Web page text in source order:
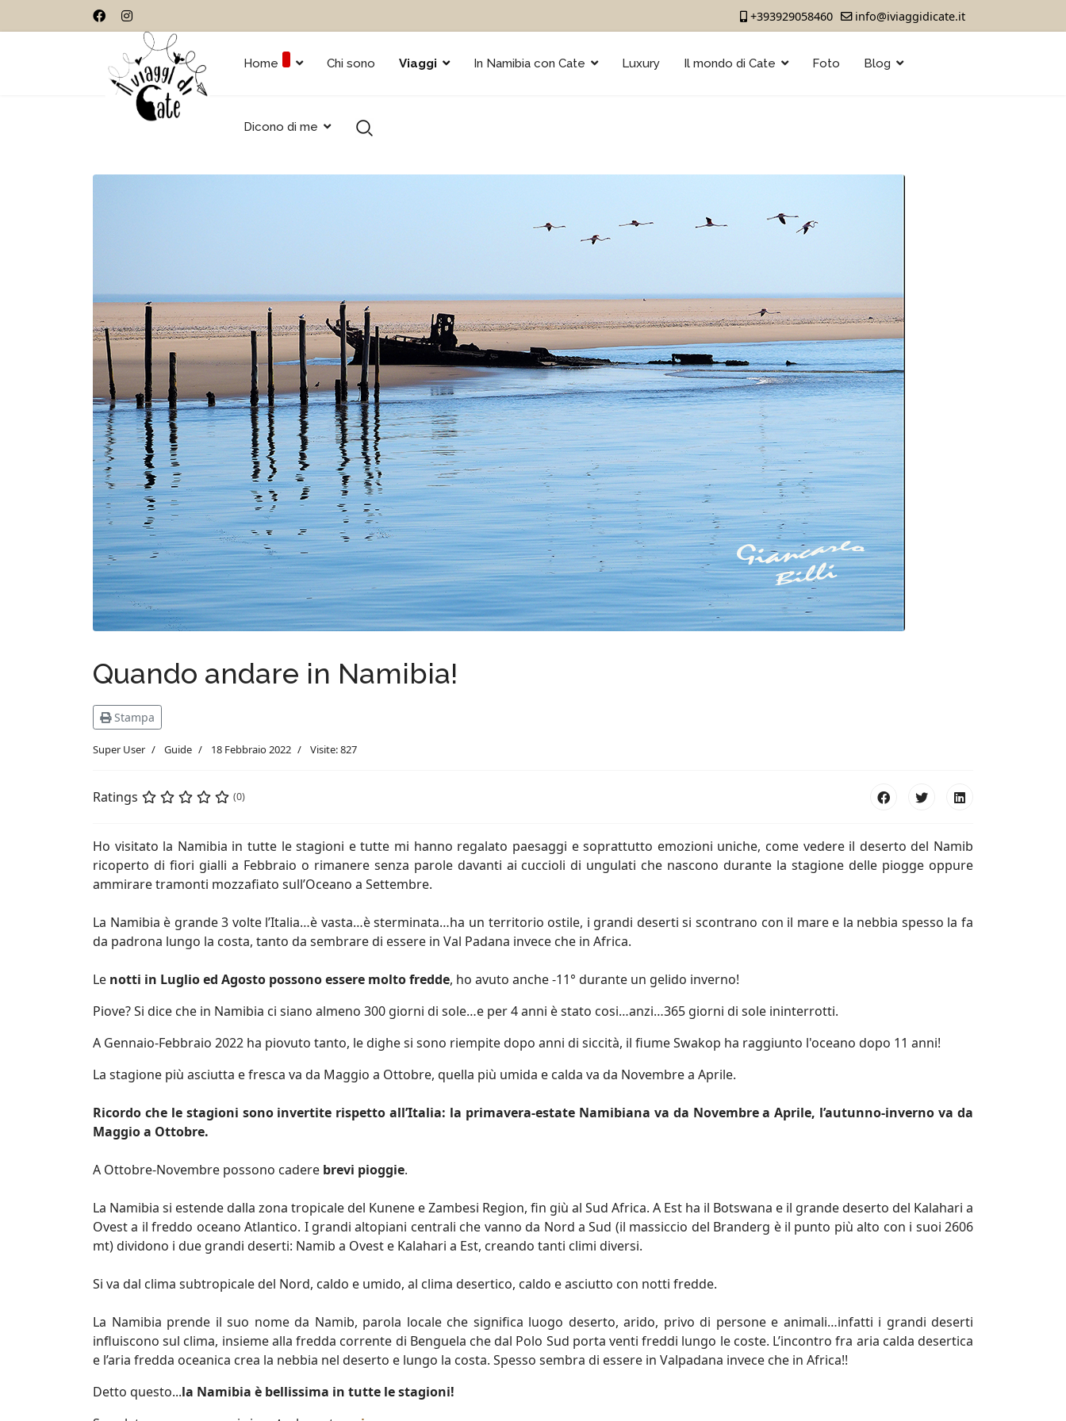
+393929058460 info@iviaggidicate.it
Home Chi sono Viaggi In Namibia con Cate Luxury Il mondo di Cate Foto Blog
Dicono di me
Quando andare in Namibia!
Stampa
Super User Guide 18 Febbraio 2022 Visite: 827
Ratings (0)
Ho visitato la Namibia in tutte le stagioni e tutte mi hanno regalato paesaggi e soprattutto emozioni uniche, come vedere il deserto del Namib
ricoperto di fiori gialli a Febbraio o rimanere senza parole davanti ai cuccioli di ungulati che nascono durante la stagione delle piogge oppure
ammirare tramonti mozzafiato sull’Oceano a Settembre.
La Namibia è grande 3 volte l’Italia…è vasta…è sterminata…ha un territorio ostile, i grandi deserti si scontrano con il mare e la nebbia spesso la fa
da padrona lungo la costa, tanto da sembrare di essere in Val Padana invece che in Africa.
Le notti in Luglio ed Agosto possono essere molto fredde, ho avuto anche -11° durante un gelido inverno!
Piove? Si dice che in Namibia ci siano almeno 300 giorni di sole…e per 4 anni è stato cosi…anzi…365 giorni di sole ininterrotti.
A Gennaio-Febbraio 2022 ha piovuto tanto, le dighe si sono riempite dopo anni di siccità, il fiume Swakop ha raggiunto l'oceano dopo 11 anni!
La stagione più asciutta e fresca va da Maggio a Ottobre, quella più umida e calda va da Novembre a Aprile.
Ricordo che le stagioni sono invertite rispetto all’Italia: la primavera-estate Namibiana va da Novembre a Aprile, l’autunno-inverno va da
Maggio a Ottobre.
A Ottobre-Novembre possono cadere brevi pioggie.
La Namibia si estende dalla zona tropicale del Kunene e Zambesi Region, fin giù al Sud Africa. A Est ha il Botswana e il grande deserto del Kalahari a
Ovest a il freddo oceano Atlantico. I grandi altopiani centrali che vanno da Nord a Sud (il massiccio del Branderg è il punto più alto con i suoi 2606
mt) dividono i due grandi deserti: Namib a Ovest e Kalahari a Est, creando tanti climi diversi.
Si va dal clima subtropicale del Nord, caldo e umido, al clima desertico, caldo e asciutto con notti fredde.
La Namibia prende il suo nome da Namib, parola locale che significa luogo deserto, arido, privo di persone e animali…infatti i grandi deserti
influiscono sul clima, insieme alla fredda corrente di Benguela che dal Polo Sud porta venti freddi lungo le coste. L’incontro fra aria calda desertica
e l’aria fredda oceanica crea la nebbia nel deserto e lungo la costa. Spesso sembra di essere in Valpadana invece che in Africa!!
Detto questo...la Namibia è bellissima in tutte le stagioni!